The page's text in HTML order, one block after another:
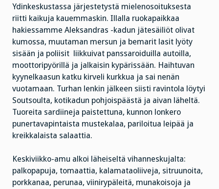
Ydinkeskustassa järjestetystä mielenosoituksesta
riitti kaikuja kauemmaskin. Illalla ruokapaikkaa
hakiessamme Aleksandras -kadun jätesäiliöt olivat
kumossa, muutaman mersun ja bemarit lasit lyöty
sisään ja poliisit liikkuivat panssaroiduilla autoilla,
moottoripyörillä ja jalkaisin kypärissään. Haihtuvan
kyynelkaasun katku kirveli kurkkua ja sai nenän
vuotamaan. Turhan lenkin jälkeen siisti ravintola löytyi
Soutsoulta, kotikadun pohjoispäästä ja aivan läheltä.
Tuoreita sardiineja paistettuna, kunnon lonkero
punertavapintaista mustekalaa, pariloitua leipää ja
kreikkalaista salaattia.
Keskiviikko-amu alkoi läheiseltä vihanneskujalta:
palkopapuja, tomaattia, kalamataoliiveja, sitruunoita,
porkkanaa, perunaa, viinirypäleitä, munakoisoja ja